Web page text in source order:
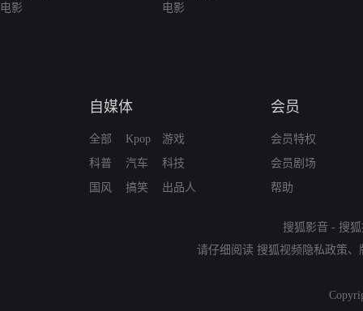
电影
电影
自媒体
全部
科普
国风
Kpop
汽车
搞笑
游戏
科技
出品人
会员
会员特权
会员剧场
帮助
搜狐影音 - 搜
请仔细阅读 搜狐视频隐私政策、